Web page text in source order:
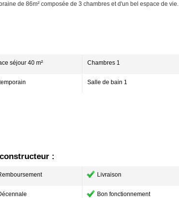
de 86m² composée de 3 chambres et d'un bel espace de vie.
séjour 40 m² Chambres 1
Salle de bain 1
:
Livraison
Bon fonctionnement